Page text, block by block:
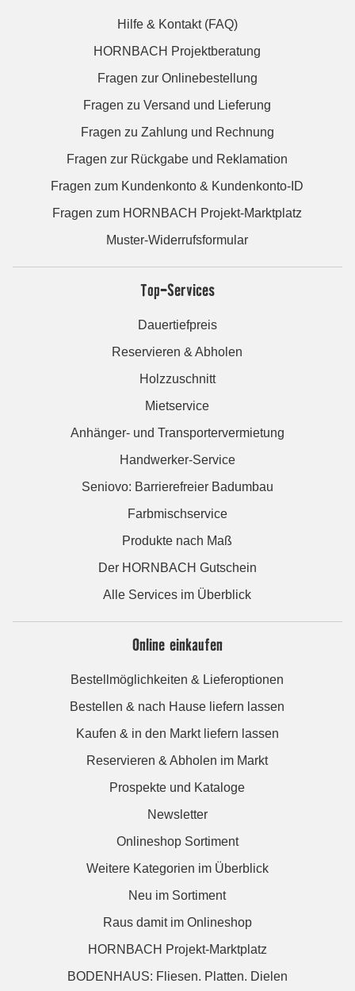
Hilfe & Kontakt (FAQ)
HORNBACH Projektberatung
Fragen zur Onlinebestellung
Fragen zu Versand und Lieferung
Fragen zu Zahlung und Rechnung
Fragen zur Rückgabe und Reklamation
Fragen zum Kundenkonto & Kundenkonto-ID
Fragen zum HORNBACH Projekt-Marktplatz
Muster-Widerrufsformular
Top-Services
Dauertiefpreis
Reservieren & Abholen
Holzzuschnitt
Mietservice
Anhänger- und Transportervermietung
Handwerker-Service
Seniovo: Barrierefreier Badumbau
Farbmischservice
Produkte nach Maß
Der HORNBACH Gutschein
Alle Services im Überblick
Online einkaufen
Bestellmöglichkeiten & Lieferoptionen
Bestellen & nach Hause liefern lassen
Kaufen & in den Markt liefern lassen
Reservieren & Abholen im Markt
Prospekte und Kataloge
Newsletter
Onlineshop Sortiment
Weitere Kategorien im Überblick
Neu im Sortiment
Raus damit im Onlineshop
HORNBACH Projekt-Marktplatz
BODENHAUS: Fliesen. Platten. Dielen